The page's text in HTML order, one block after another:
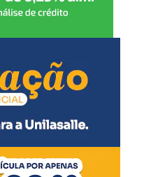
é
centenas
apenas
ele foi o
do mês.